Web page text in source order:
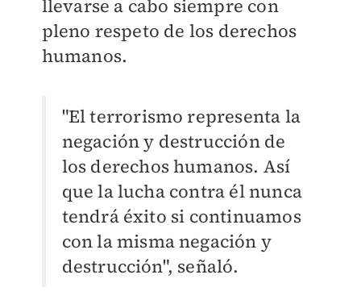
llevarse a cabo siempre con
pleno respeto de los derechos
humanos.
"El terrorismo representa la
negación y destrucción de
los derechos humanos. Así
que la lucha contra él nunca
tendrá éxito si continuamos
con la misma negación y
destrucción", señaló.